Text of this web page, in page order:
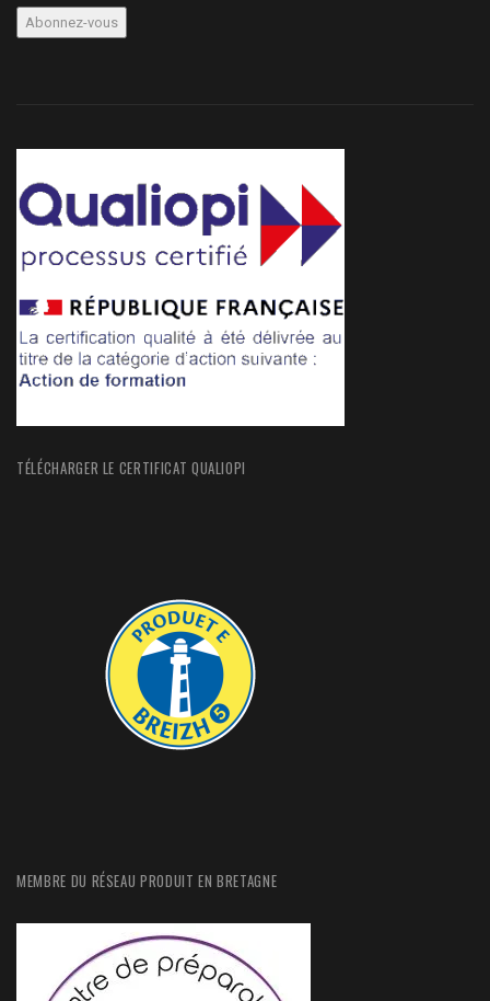
TÉLÉCHARGER LE CERTIFICAT QUALIOPI
MEMBRE DU RÉSEAU PRODUIT EN BRETAGNE